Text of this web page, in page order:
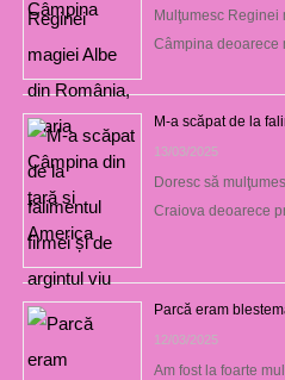
Mulţumesc Reginei
Câmpina deoarece
M-a scăpat de la
13/03/2025
Doresc să
Craiova deoarece
Parcă eram
12/03/2025
Am fost la foarte